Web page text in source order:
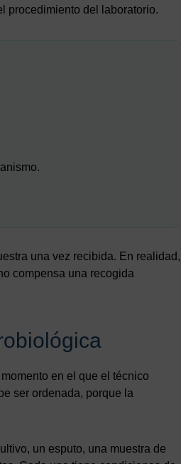
procedimiento del laboratorio.
una vez recibida. En realidad,
compensa una recogida
en el que el técnico
ser ordenada, porque la
un esputo, una muestra de